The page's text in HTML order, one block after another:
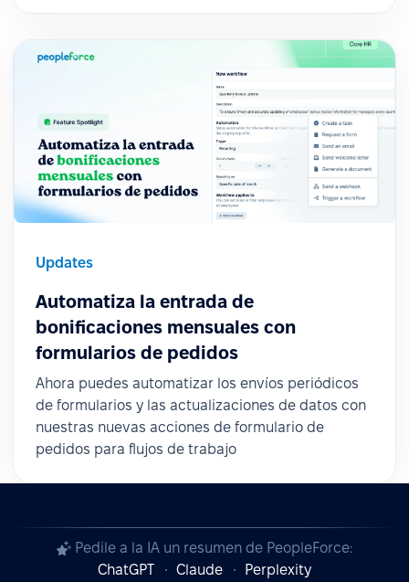
Updates
Automatiza la entrada de
bonificaciones mensuales con
formularios de pedidos
Ahora puedes automatizar los envíos periódicos
de formularios y las actualizaciones de datos con
nuestras nuevas acciones de formulario de
pedidos para flujos de trabajo
Pedile a la IA un resumen de PeopleForce:
ChatGPT
Claude Perplexity